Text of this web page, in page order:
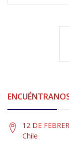
12 DE
Chile